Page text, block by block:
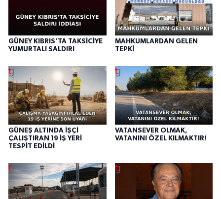
GÜNEY KIBRIS’TA TAKSİCİYE
YUMURTALI SALDIRI
MAHKUMLARDAN GELEN
TEPKİ
GÜNEŞ ALTINDA İŞÇİ
ÇALIŞTIRAN 19 İŞ YERİ
TESPİT EDİLDİ
VATANSEVER OLMAK,
VATANINI ÖZEL KILMAKTIR!